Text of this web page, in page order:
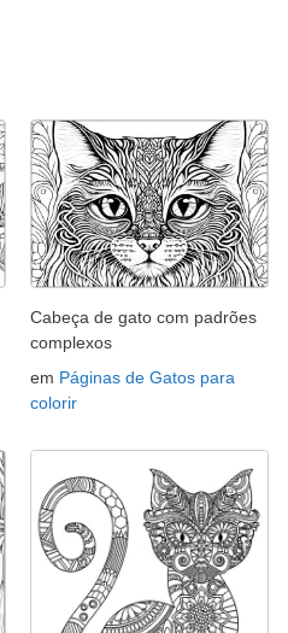
Cabeça de gato com padrões
complexos
em Páginas de Gatos para
colorir